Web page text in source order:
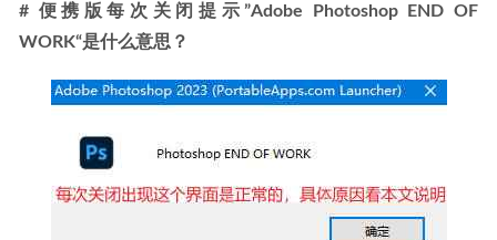
# 便携版每次关闭提示”Adobe Photoshop END OF
WORK“是什么意思？